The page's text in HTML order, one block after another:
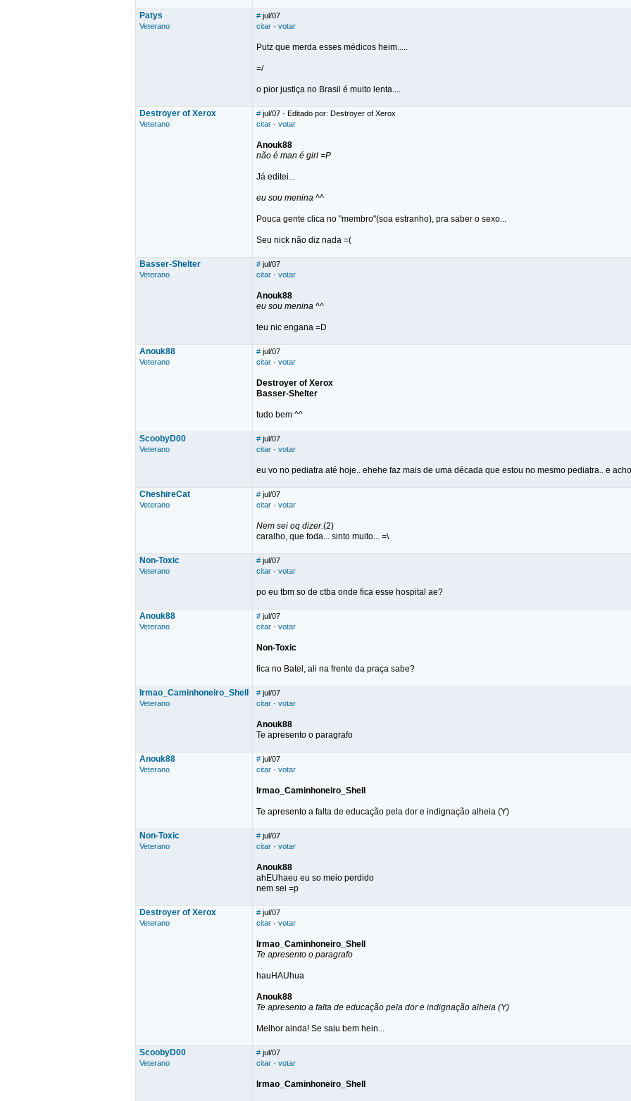
Patys
Veterano
# jul/07
citar · votar
Putz que merda esses médicos heim.....
=/
o pior justiça no Brasil é muito lenta....
Destroyer of Xerox
Veterano
# jul/07 · Editado por: Destroyer of Xerox
citar · votar
Anouk88
não é man é girl =P
Já editei...
eu sou menina ^^
Pouca gente clica no "membro"(soa estranho), pra saber o sexo...
Seu nick não diz nada =(
Basser-Shelter
Veterano
# jul/07
citar · votar
Anouk88
eu sou menina ^^
teu nic engana =D
Anouk88
Veterano
# jul/07
citar · votar
Destroyer of Xerox
Basser-Shelter
tudo bem ^^
ScoobyD00
Veterano
# jul/07
citar · votar
eu vo no pediatra até hoje.. ehehe faz mais de uma década que estou no mesmo pediatra.. e
CheshireCat
Veterano
# jul/07
citar · votar
Nem sei oq dizer.(2)
caralho, que foda... sinto muito... =\
Non-Toxic
Veterano
# jul/07
citar · votar
po eu tbm so de ctba onde fica esse hospital ae?
Anouk88
Veterano
# jul/07
citar · votar
Non-Toxic
fica no Batel, ali na frente da praça sabe?
Irmao_Caminhoneiro_Shell
Veterano
# jul/07
citar · votar
Anouk88
Te apresento o paragrafo
Anouk88
Veterano
# jul/07
citar · votar
Irmao_Caminhoneiro_Shell
Te apresento a falta de educação pela dor e indignação alheia (Y)
Non-Toxic
Veterano
# jul/07
citar · votar
Anouk88
ahEUhaeu eu so meio perdido
nem sei =p
Destroyer of Xerox
Veterano
# jul/07
citar · votar
Irmao_Caminhoneiro_Shell
Te apresento o paragrafo
hauHAUhua
Anouk88
Te apresento a falta de educação pela dor e indignação alheia (Y)
Melhor ainda! Se saiu bem hein...
ScoobyD00
Veterano
# jul/07
citar · votar
Irmao_Caminhoneiro_Shell